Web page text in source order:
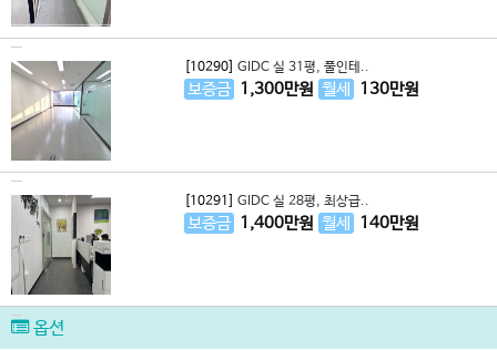
[10290] GIDC 실 31평, 풀인테..
보증금 1,300만원 월세 130만원
[10291] GIDC 실 28평, 최상급..
보증금 1,400만원 월세 140만원
옵션